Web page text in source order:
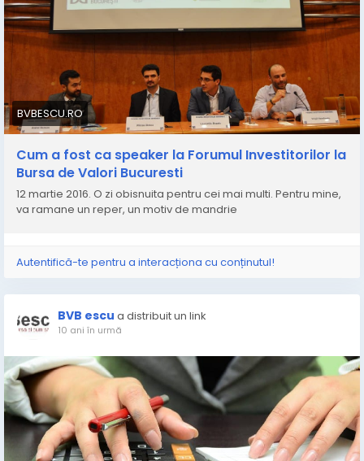
BVBESCU.RO
Cum a fost ca speaker la Forumul Investitorilor la
Bursa de Valori Bucuresti
12 martie 2016. O zi obisnuita pentru cei mai multi. Pentru mine,
va ramane un reper, un motiv de mandrie
Autentifică-te pentru a interacționa cu conținutul!
BVB escu a distribuit un link
10 ani în urmă